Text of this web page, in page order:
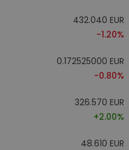
432.040 EUR
-1.20%
0.172525000 EUR
-0.80%
326.570 EUR
+2.00%
48.610 EUR